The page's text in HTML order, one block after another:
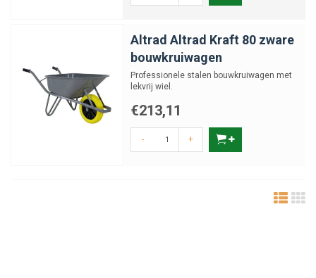
Altrad Altrad Kraft 80 zware
bouwkruiwagen
Professionele stalen bouwkruiwagen met
lekvrij wiel.
€213,11
- +